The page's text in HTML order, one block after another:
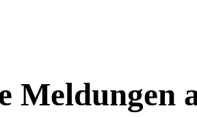
Meldungen